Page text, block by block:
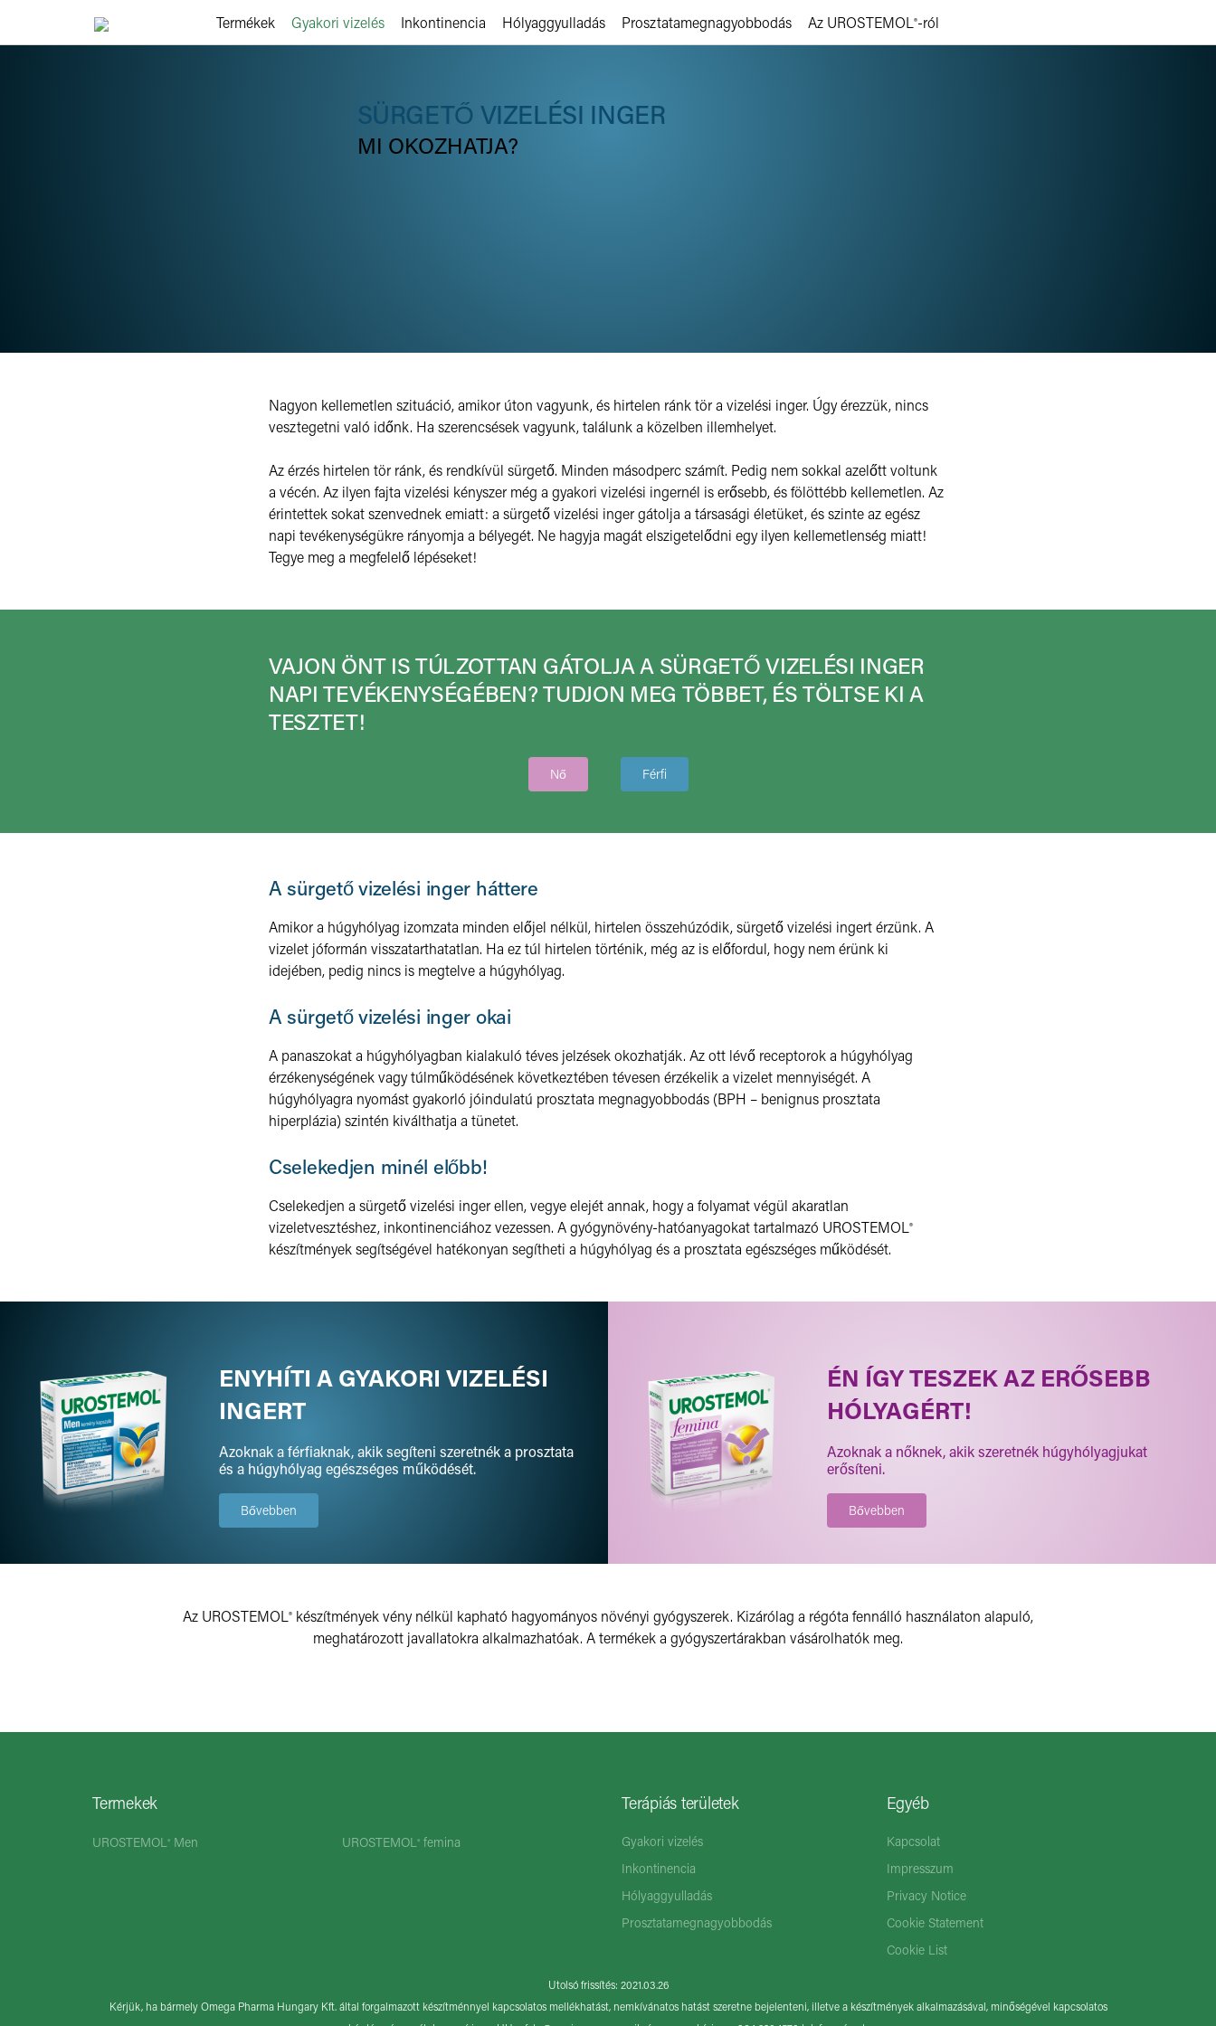
Termékek Gyakori vizelés Inkontinencia Hólyaggyulladás Prosztatamegnagyobbodás Az UROSTEMOL ®-ról
SÜRGETŐ VIZELÉSI INGER
MI OKOZHATJA?
Nagyon kellemetlen szituáció, amikor úton vagyunk, és hirtelen ránk tör a vizelési inger. Úgy érezzük, nincs
vesztegetni való időnk. Ha szerencsések vagyunk, találunk a közelben illemhelyet.
Az érzés hirtelen tör ránk, és rendkívül sürgető. Minden másodperc számít. Pedig nem sokkal azelőtt voltunk
a vécén. Az ilyen fajta vizelési kényszer még a gyakori vizelési ingernél is erősebb, és fölöttébb kellemetlen. Az
érintettek sokat szenvednek emiatt: a sürgető vizelési inger gátolja a társasági életüket, és szinte az egész
napi tevékenységükre rányomja a bélyegét. Ne hagyja magát elszigetelődni egy ilyen kellemetlenség miatt!
Tegye meg a megfelelő lépéseket!
VAJON ÖNT IS TÚLZOTTAN GÁTOLJA A SÜRGETŐ VIZELÉSI INGER
NAPI TEVÉKENYSÉGÉBEN? TUDJON MEG TÖBBET, ÉS TÖLTSE KI A
TESZTET!
Nő Férfi
A sürgető vizelési inger háttere
Amikor a húgyhólyag izomzata minden előjel nélkül, hirtelen összehúzódik, sürgető vizelési ingert érzünk. A
vizelet jóformán visszatarthatatlan. Ha ez túl hirtelen történik, még az is előfordul, hogy nem érünk ki
idejében, pedig nincs is megtelve a húgyhólyag.
A sürgető vizelési inger okai
A panaszokat a húgyhólyagban kialakuló téves jelzések okozhatják. Az ott lévő receptorok a húgyhólyag
érzékenységének vagy túlműködésének következtében tévesen érzékelik a vizelet mennyiségét. A
húgyhólyagra nyomást gyakorló jóindulatú prosztata megnagyobbodás (BPH – benignus prosztata
hiperplázia) szintén kiválthatja a tünetet.
Cselekedjen minél előbb!
Cselekedjen a sürgető vizelési inger ellen, vegye elejét annak, hogy a folyamat végül akaratlan
vizeletvesztéshez, inkontinenciához vezessen. A gyógynövény-hatóanyagokat tartalmazó UROSTEMOL ®
készítmények segítségével hatékonyan segítheti a húgyhólyag és a prosztata egészséges működését.
ENYHÍTI A GYAKORI VIZELÉSI
INGERT
Azoknak a férfiaknak, akik segíteni szeretnék a prosztata
és a húgyhólyag egészséges működését.
Bővebben
ÉN ÍGY TESZEK AZ ERŐSEBB
HÓLYAGÉRT!
Azoknak a nőknek, akik szeretnék húgyhólyagjukat
erősíteni.
Bővebben
Az UROSTEMOL ® készítmények vény nélkül kapható hagyományos növényi gyógyszerek. Kizárólag a régóta fennálló használaton alapuló,
meghatározott javallatokra alkalmazhatóak. A termékek a gyógyszertárakban vásárolhatók meg.
Termekek
UROSTEMOL® Men UROSTEMOL®femina
Terápiás területek
Gyakori vizelés
Inkontinencia
Hólyaggyulladás
Prosztatamegnagyobbodás
Egyéb
Kapcsolat
Impresszum
Privacy Notice
Cookie Statement
Cookie List
Utolsó frissítés: 2021.03.26
Kérjük, ha bármely Omega Pharma Hungary Kft. által forgalmazott készítménnyel kapcsolatos mellékhatást, nemkívánatos hatást szeretne bejelenteni, illetve a készítmények alkalmazásával, minőségével kapcsolatos